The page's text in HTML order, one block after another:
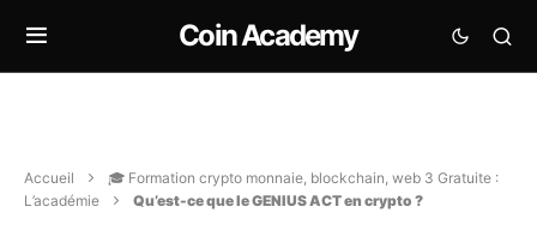
Coin Academy
Accueil
🎓 Formation crypto monnaie, blockchain, web 3 Gratuite :
L’académie
Qu’est-ce que le GENIUS ACT en crypto ?